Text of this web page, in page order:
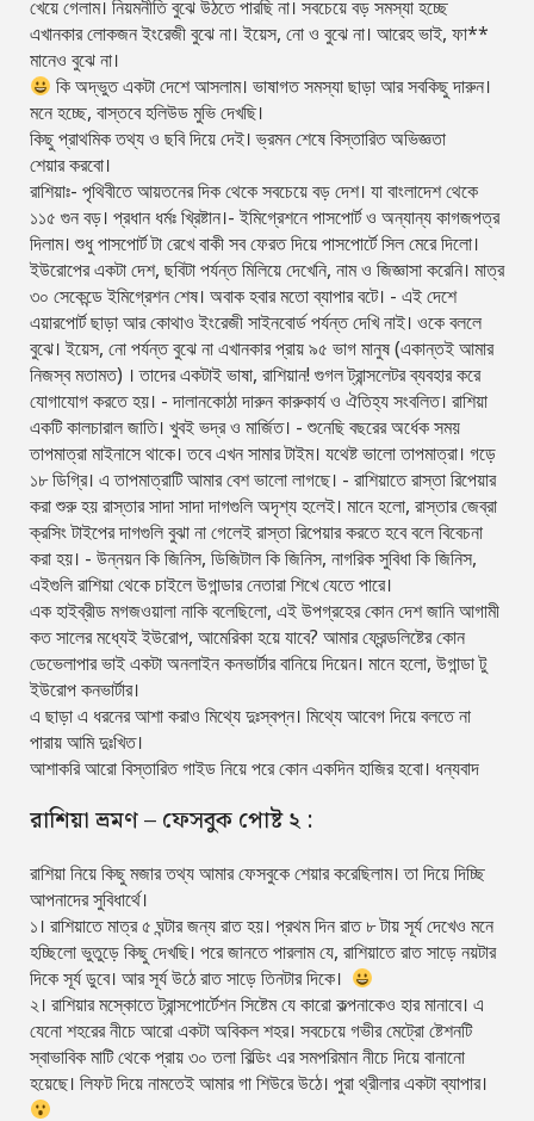
খেয়ে গেলাম। নিয়মনীতি বুঝে উঠতে পারছি না। সবচেয়ে বড় সমস্যা হচ্ছে
এখানকার লোকজন ইংরেজী বুঝে না। ইয়েস, নো ও বুঝে না। আরেহ ভাই, ফা**
মানেও বুঝে না।
কি অদ্ভুত একটা দেশে আসলাম। ভাষাগত সমস্যা ছাড়া আর সবকিছু দারুন।
মনে হচ্ছে, বাস্তবে হলিউড মুভি দেখছি।
কিছু প্রাথমিক তথ্য ও ছবি দিয়ে দেই। ভ্রমন শেষে বিস্তারিত অভিজ্ঞতা
শেয়ার করবো।
রাশিয়াঃ - পৃথিবীতে আয়তনের দিক থেকে সবচেয়ে বড় দেশ। যা বাংলাদেশ থেকে
১১৫ গুন বড়। প্রধান ধর্মঃ খ্রিষ্টান। - ইমিগ্রেশনে পাসপোর্ট ও অন্যান্য কাগজপত্র
দিলাম। শুধু পাসপোর্ট টা রেখে বাকী সব ফেরত দিয়ে পাসপোর্টে সিল মেরে দিলো।
ইউরোপের একটা দেশ, ছবিটা পর্যন্ত মিলিয়ে দেখেনি, নাম ও জিজ্ঞাসা করেনি। মাত্র
৩০ সেকেন্ডে ইমিগ্রেশন শেষ। অবাক হবার মতো ব্যাপার বটে। - এই দেশে
এয়ারপোর্ট ছাড়া আর কোথাও ইংরেজী সাইনবোর্ড পর্যন্ত দেখি নাই। ওকে বললে
বুঝে। ইয়েস, নো পর্যন্ত বুঝে না এখানকার প্রায় ৯৫ ভাগ মানুষ (একান্তই আমার
নিজস্ব মতামত) । তাদের একটাই ভাষা, রাশিয়ান! গুগল ট্রান্সলেটর ব্যবহার করে
যোগাযোগ করতে হয়। - দালানকোঠা দারুন কারুকার্য ও ঐতিহ্য সংবলিত। রাশিয়া
একটি কালচারাল জাতি। খুবই ভদ্র ও মার্জিত। - শুনেছি বছরের অর্ধেক সময়
তাপমাত্রা মাইনাসে থাকে। তবে এখন সামার টাইম। যথেষ্ট ভালো তাপমাত্রা। গড়ে
১৮ ডিগ্রি। এ তাপমাত্রাটি আমার বেশ ভালো লাগছে। - রাশিয়াতে রাস্তা রিপেয়ার
করা শুরু হয় রাস্তার সাদা সাদা দাগগুলি অদৃশ্য হলেই। মানে হলো, রাস্তার জেব্রা
ক্রসিং টাইপের দাগগুলি বুঝা না গেলেই রাস্তা রিপেয়ার করতে হবে বলে বিবেচনা
করা হয়। - উন্নয়ন কি জিনিস, ডিজিটাল কি জিনিস, নাগরিক সুবিধা কি জিনিস,
এইগুলি রাশিয়া থেকে চাইলে উগান্ডার নেতারা শিখে যেতে পারে।
এক হাইব্রীড মগজওয়ালা নাকি বলেছিলো, এই উপগ্রহের কোন দেশ জানি আগামী
কত সালের মধ্যেই ইউরোপ, আমেরিকা হয়ে যাবে? আমার ফ্রেন্ডলিষ্টের কোন
ডেভেলাপার ভাই একটা অনলাইন কনভার্টার বানিয়ে দিয়েন। মানে হলো, উগান্ডা টু
ইউরোপ কনভার্টার।
এ ছাড়া এ ধরনের আশা করাও মিথ্যে দুঃস্বপ্ন। মিথ্যে আবেগ দিয়ে বলতে না
পারায় আমি দুঃখিত।
আশাকরি আরো বিস্তারিত গাইড নিয়ে পরে কোন একদিন হাজির হবো। ধন্যবাদ
রাশিয়া ভ্রমণ – ফেসবুক পোষ্ট ২ :
রাশিয়া নিয়ে কিছু মজার তথ্য আমার ফেসবুকে শেয়ার করেছিলাম। তা দিয়ে দিচ্ছি
আপনাদের সুবিধার্থে।
১। রাশিয়াতে মাত্র ৫ ঘন্টার জন্য রাত হয়। প্রথম দিন রাত ৮ টায় সূর্য দেখেও মনে
হচ্ছিলো ভুতুড়ে কিছু দেখছি। পরে জানতে পারলাম যে, রাশিয়াতে রাত সাড়ে নয়টার
দিকে সূর্য ডুবে। আর সূর্য উঠে রাত সাড়ে তিনটার দিকে।
২। রাশিয়ার মস্কোতে ট্রান্সপোর্টেশন সিষ্টেম যে কারো কল্পনাকেও হার মানাবে। এ
যেনো শহরের নীচে আরো একটা অবিকল শহর। সবচেয়ে গভীর মেট্রো ষ্টেশনটি
স্বাভাবিক মাটি থেকে প্রায় ৩০ তলা বিল্ডিং এর সমপরিমান নীচে দিয়ে বানানো
হয়েছে। লিফট দিয়ে নামতেই আমার গা শিউরে উঠে। পুরা থ্রীলার একটা ব্যাপার।